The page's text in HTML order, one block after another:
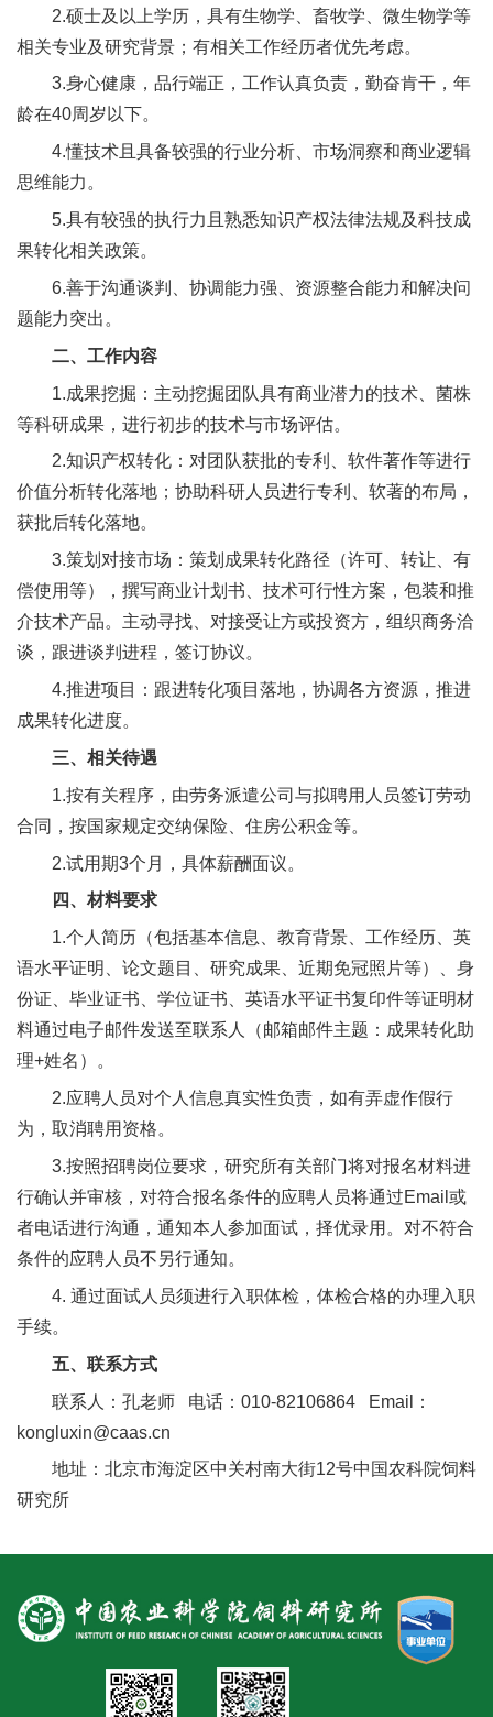
果
人
研
生
交
党
作
2.硕士及以上学历，具有生物学、畜牧学、微生物学等
相关专业及研究背景；有相关工作经历者优先考虑。
3.身心健康，品行端正，工作认真负责，勤奋肯干，年
龄在40周岁以下。
4.懂技术且具备较强的行业分析、市场洞察和商业逻辑
思维能力。
5.具有较强的执行力且熟悉知识产权法律法规及科技成
果转化相关政策。
6.善于沟通谈判、协调能力强、资源整合能力和解决问
题能力突出。
二、工作内容
1.成果挖掘：主动挖掘团队具有商业潜力的技术、菌株
等科研成果，进行初步的技术与市场评估。
2.知识产权转化：对团队获批的专利、软件著作等进行
价值分析转化落地；协助科研人员进行专利、软著的布局，
获批后转化落地。
3.策划对接市场：策划成果转化路径（许可、转让、有
偿使用等），撰写商业计划书、技术可行性方案，包装和推
介技术产品。主动寻找、对接受让方或投资方，组织商务洽
谈，跟进谈判进程，签订协议。
4.推进项目：跟进转化项目落地，协调各方资源，推进
成果转化进度。
三、相关待遇
1.按有关程序，由劳务派遣公司与拟聘用人员签订劳动
合同，按国家规定交纳保险、住房公积金等。
2.试用期3个月，具体薪酬面议。
四、材料要求
1.个人简历（包括基本信息、教育背景、工作经历、英
语水平证明、论文题目、研究成果、近期免冠照片等）、身
份证、毕业证书、学位证书、英语水平证书复印件等证明材
料通过电子邮件发送至联系人（邮箱邮件主题：成果转化助
理+姓名）。
2.应聘人员对个人信息真实性负责，如有弄虚作假行
为，取消聘用资格。
3.按照招聘岗位要求，研究所有关部门将对报名材料进
行确认并审核，对符合报名条件的应聘人员将通过Email或
者电话进行沟通，通知本人参加面试，择优录用。对不符合
条件的应聘人员不另行通知。
4. 通过面试人员须进行入职体检，体检合格的办理入职
手续。
五、联系方式
联系人：孔老师 电话：010-82106864 Email：
kongluxin@caas.cn
地址：北京市海淀区中关村南大街12号中国农科院饲料
研究所